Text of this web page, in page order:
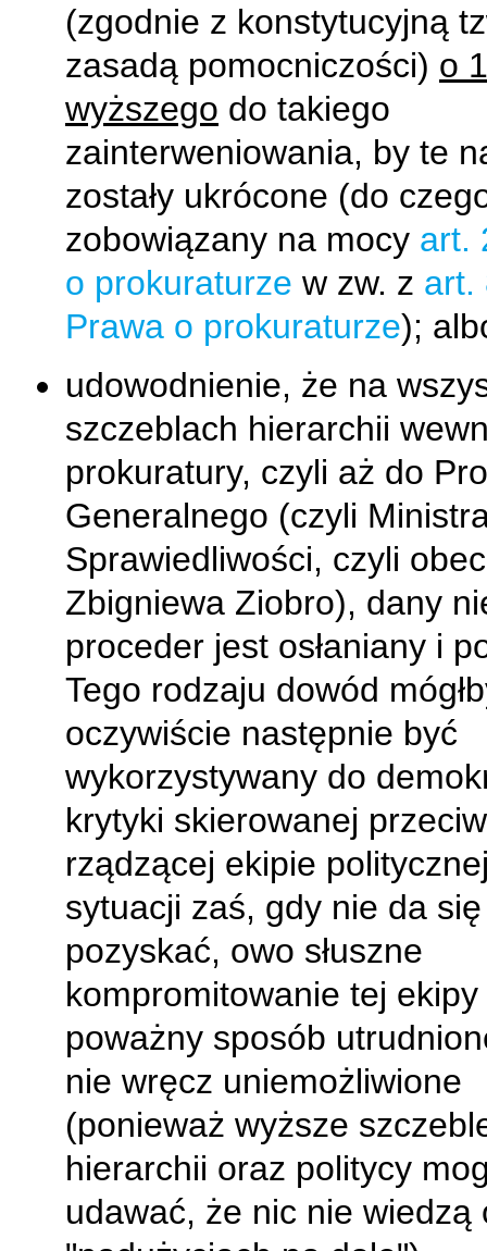
(zgodnie z konstytucyjną
zasadą pomocniczości) o 1
wyższego do takiego
zainterweniowania, by te
zostały ukrócone (do
zobowiązany na mocy art.
o prokuraturze w zw. z art.
Prawa o prokuraturze);
udowodnienie, że na
szczeblach hierarchii
prokuratury, czyli aż do
Generalnego (czyli
Sprawiedliwości, czyli
Zbigniewa Ziobro), dany
proceder jest osłaniany i
Tego rodzaju dowód
oczywiście następnie być
wykorzystywany do
krytyki skierowanej
rządzącej ekipie
sytuacji zaś, gdy nie da
pozyskać, owo słuszne
kompromitowanie tej
poważny sposób
nie wręcz uniemożliwione
(ponieważ wyższe
hierarchii oraz politycy
udawać, że nic nie wiedzą